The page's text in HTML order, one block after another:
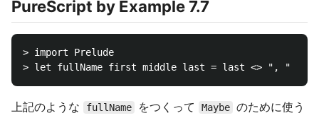
PureScript by Example 7.7
> import Prelude
上記のような fullName をつくって Maybe のために使う